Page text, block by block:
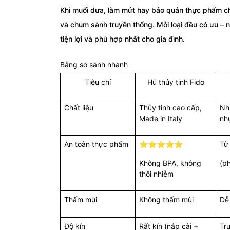
Khi muối dưa, làm mứt hay bảo quản thực phẩm
và chum sành truyền thống. Mỗi loại đều có ưu
tiện lợi và phù hợp nhất cho gia đình.
Bảng so sánh nhanh
Tiêu chí
Hũ thủy tinh Fido
Chất liệu
Thủy tinh cao cấp,
Made in Italy
An toàn thực phẩm ⭐⭐⭐⭐⭐
Không BPA, không
thôi nhiễm
Từ
Thấm mùi Không thấm mùi
Độ kín Rất kín (nắp cài +